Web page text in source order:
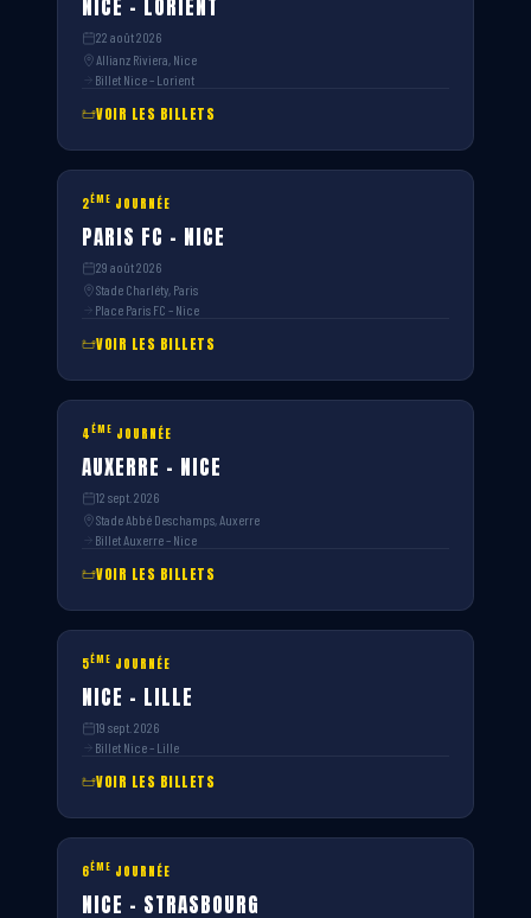
NICE – LORIENT
22 août 2026
Allianz Riviera, Nice
Billet Nice – Lorient
VOIR LES BILLETS
2ÈME JOURNÉE
PARIS FC – NICE
29 août 2026
Stade Charléty, Paris
Place Paris FC – Nice
VOIR LES BILLETS
4ÈME JOURNÉE
AUXERRE – NICE
12 sept. 2026
Stade Abbé Deschamps, Auxerre
Billet Auxerre – Nice
VOIR LES BILLETS
5ÈME JOURNÉE
NICE – LILLE
19 sept. 2026
Billet Nice – Lille
VOIR LES BILLETS
6ÈME JOURNÉE
NICE – STRASBOURG